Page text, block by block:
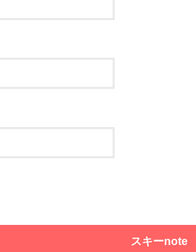
スキーnote